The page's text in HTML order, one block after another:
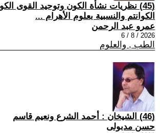
(45) نظريات نشأة الكون وتوحيد القوى
الكوانتم والنسبية بعلوم الأهرام ...
عمرو عبد الرحمن
2026 / 8 / 6
الطب , والعلوم
(46) الشيخان : أحمد الشرع ونعيم قاسم
حسن مدبولى